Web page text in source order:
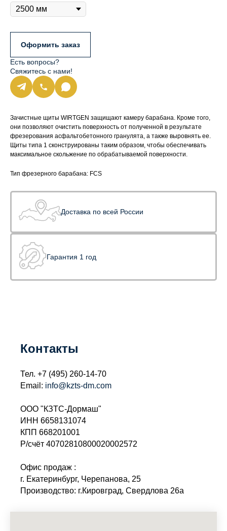
Оформить заказ
Есть вопросы?
Свяжитесь с нами!
Зачистные щиты WIRTGEN защищают камеру барабана. Кроме того,
они позволяют очистить поверхность от полученной в результате
фрезерования асфальтобетонного гранулята, а также выровнять ее.
Щиты типа 1 сконструированы таким образом, чтобы обеспечивать
максимальное скольжение по обрабатываемой поверхности.
Тип фрезерного барабана: FCS
Доставка по всей России
Гарантия 1 год
Контакты
Тел. +7 (495) 260-14-70
Email: info@kzts-dm.com
ООО "КЗТС-Дормаш"
ИНН 6658131074
КПП 668201001
Р/счёт 40702810800020002572
Офис продаж :
г. Екатеринбург, Черепанова, 25
Производство: г.Кировград, Свердлова 26а